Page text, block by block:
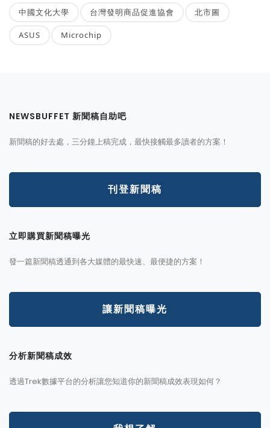
中國文化大學 台灣發明商品促進協會 北市圖
ASUS Microchip
NEWSBUFFET 新聞稿自助吧
新聞稿的好去處，三分鐘上稿完成，最快接觸最多讀者的方案！
刊登新聞稿
立即購買新聞稿曝光
發一篇新聞稿透通到各大媒體的最快速、最便捷的方案！
讓新聞稿曝光
分析新聞稿成效
透過Trek數據平台的分析讓您知道你的新聞稿成效表現如何？